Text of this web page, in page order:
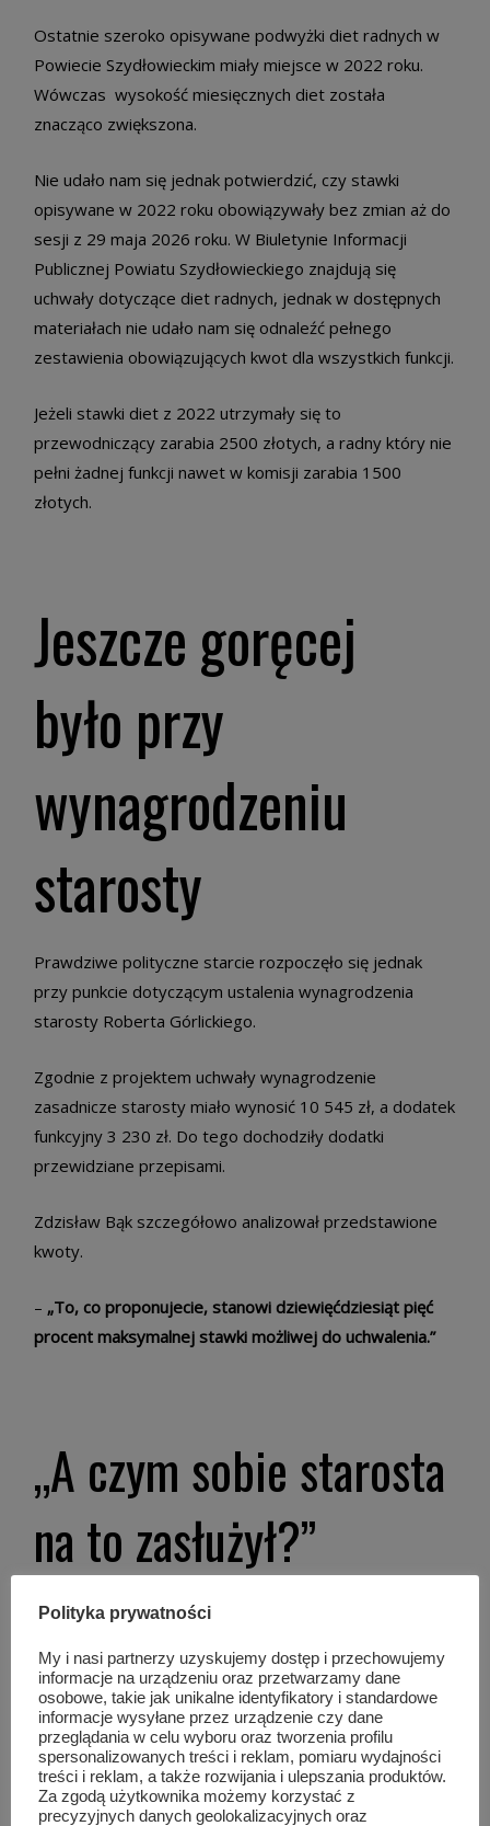
Ostatnie szeroko opisywane podwyżki diet radnych w
Powiecie Szydłowieckim miały miejsce w 2022 roku.
Wówczas wysokość miesięcznych diet została
znacząco zwiększona.
Nie udało nam się jednak potwierdzić, czy stawki
opisywane w 2022 roku obowiązywały bez zmian aż do
sesji z 29 maja 2026 roku. W Biuletynie Informacji
Publicznej Powiatu Szydłowieckiego znajdują się
uchwały dotyczące diet radnych, jednak w dostępnych
materiałach nie udało nam się odnaleźć pełnego
zestawienia obowiązujących kwot dla wszystkich funkcji.
Jeżeli stawki diet z 2022 utrzymały się to
przewodniczący zarabia 2500 złotych, a radny który nie
pełni żadnej funkcji nawet w komisji zarabia 1500
złotych.
Jeszcze goręcej
było przy
wynagrodzeniu
starosty
Prawdziwe polityczne starcie rozpoczęło się jednak
przy punkcie dotyczącym ustalenia wynagrodzenia
starosty Roberta Górlickiego.
Zgodnie z projektem uchwały wynagrodzenie
zasadnicze starosty miało wynosić 10 545 zł, a dodatek
funkcyjny 3 230 zł. Do tego dochodziły dodatki
przewidziane przepisami.
Zdzisław Bąk szczegółowo analizował przedstawione
kwoty.
– „To, co proponujecie, stanowi dziewięćdziesiąt pięć
procent maksymalnej stawki możliwej do uchwalenia.”
„A czym sobie starosta
na to zasłużył?”
Najmocniejsza część wystąpienia opozycji dotyczyła
–„A czymże sobie pan starosta Robert Górlicki na to
zasłużył?”– pytał Bąk.
Radny przekonywał, że mieszkańcy mają prawo
oczekiwać konkretnych efektów pracy władz powiatu.
Polityka prywatności
My i nasi partnerzy uzyskujemy dostęp i przechowujemy
informacje na urządzeniu oraz przetwarzamy dane
osobowe, takie jak unikalne identyfikatory i standardowe
informacje wysyłane przez urządzenie czy dane
przeglądania w celu wyboru oraz tworzenia profilu
spersonalizowanych treści i reklam, pomiaru wydajności
treści i reklam, a także rozwijania i ulepszania produktów.
Za zgodą użytkownika możemy korzystać z
precyzyjnych danych geolokalizacyjnych oraz